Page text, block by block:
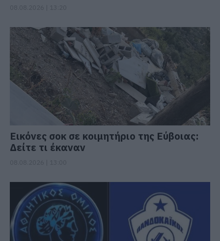
Εικόνες σοκ σε κοιμητήριο της Εύβοιας:
Δείτε τι έκαναν